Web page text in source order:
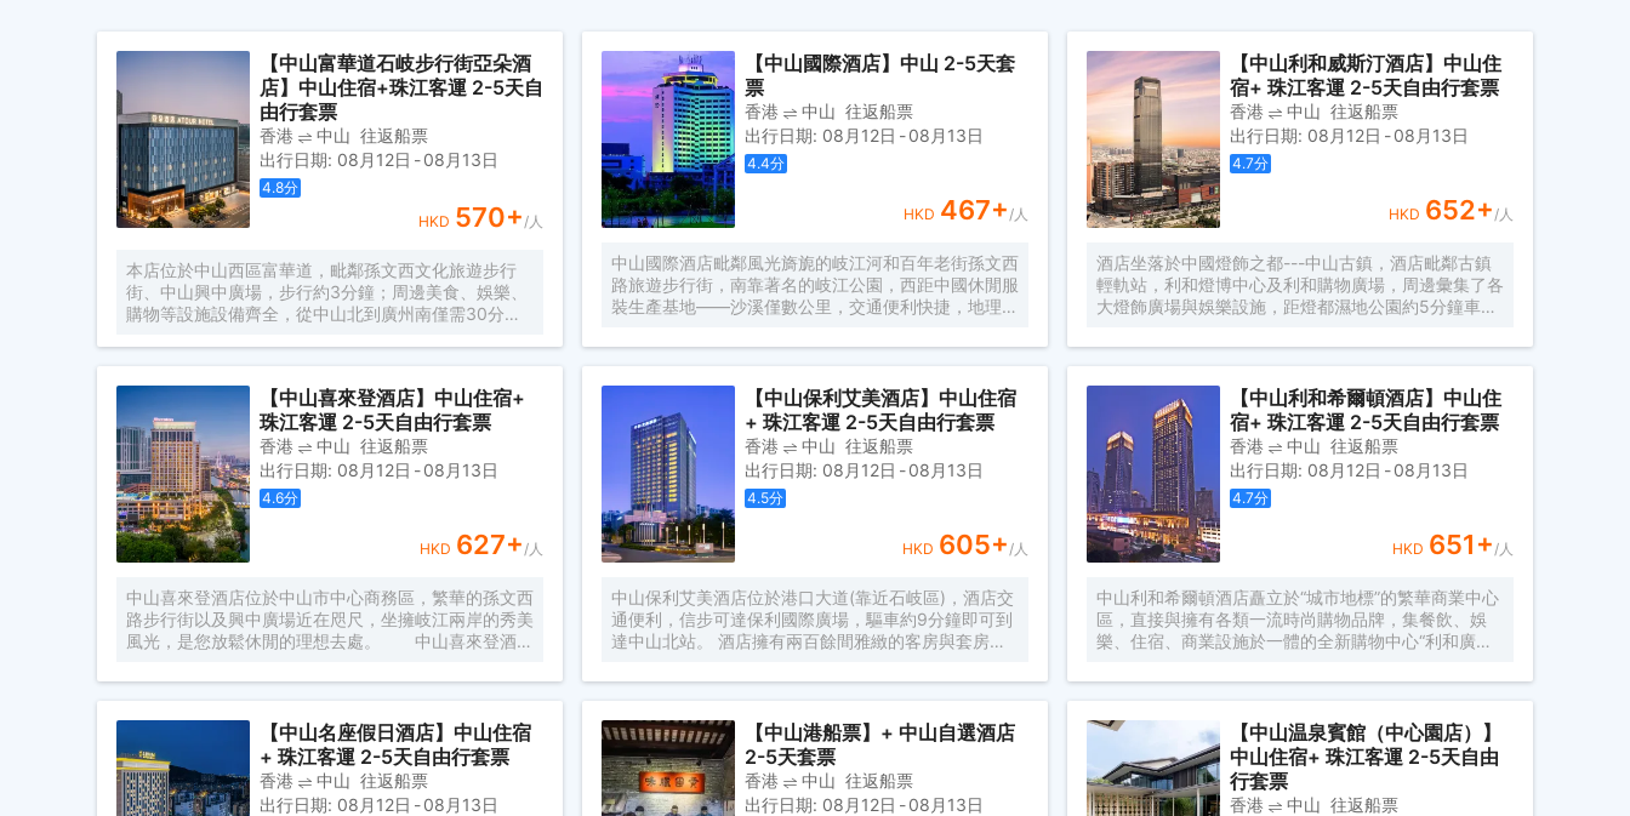
【中山富華道石岐步行街亞朵酒
店】中山住宿+珠江客運 2-5天自
由行套票
香港 中山 往返船票
出行日期: 08月12日 -08月13日
4.8分
HKD 570+/人
本店位於中山西區富華道，毗鄰孫文西文化旅遊步行
街、中山興中廣場，步行約3分鐘；周邊美食、娛樂、
購物等設施設備齊全，從中山北到廣州南僅需30分
央空調、全套高端阿芙精油系列洗浴用品、高速光纖、
wifi等設施，酒店設有餐廳、健身房、多功能會議廳、
洗熨烘乾自助洗衣房及寬敞的閲讀會友書吧，為您提供
一個自在、放鬆、休憩、充電、會友的居停空間。同時
自然、靜謐、温暖、樸實的入住體驗與您隨行，是您商
務及旅遊出行的上佳選擇。
【中山國際酒店】中山 2-5天套
票
香港 中山 往返船票
出行日期: 08月12日 -08月13日
4.4分
HKD 467+/人
中山國際酒店毗鄰風光旖旎的岐江河和百年老街孫文西
路旅遊步行街，南靠著名的岐江公園，西距中國休閒服
裝生產基地——沙溪僅數公里，交通便利快捷，地理位
和豪華套間，房間均配備了光纖專線接口，並在全店範
圍內實現了免登陸wifi連接到互聯網，讓閣下商務活動
和精彩旅途更加便利紛呈。享有“國家特級酒家”和“中
華餐飲名店”稱號的中西餐廳，分別經營粵菜、淮揚
菜、川菜、以及西餐、日本料理等；位於四樓的“鳴翠
園”是市內少有的具有蘇州景觀特色的園林式餐廳； 中
山國際酒店會議設施完備，國際會議廳配有同聲傳譯系
統；各類中、小型會議室是舉辦會議、新聞發佈會、演
講、表演、展覽的場所。康樂服務設施一應俱全。酒店
的客運服務快捷安全，各類豪華客車直通香港、澳門和
省內等城市；並配有票務服務、委託代辦、專車接載住
客等人性化的服務。 中山國際酒店從開業至今，先後
接待了加拿大夏博諾議長、新加坡黃金輝總統等國際組
織官員及數十位中外國家政要和知名人士。酒店先後評
為“國家旅遊行業高質量等級單位”、“全國旅遊優質服
務先進單位”、“全國星級飯店五十佳”、“首屆商務人士
最喜愛的中國百家商務/度假酒店”……專業的服務，備
受肯定！
【中山利和威斯汀酒店】中山住
宿+ 珠江客運 2-5天自由行套票
香港 中山 往返船票
出行日期: 08月12日 -08月13日
4.7分
HKD 652+/人
酒店坐落於中國燈飾之都---中山古鎮，酒店毗鄰古鎮
輕軌站，利和燈博中心及利和購物廣場，周邊彙集了各
大燈飾廣場與娛樂設施，距燈都濕地公園約5分鐘車
其他商務酒店，中山利和威斯汀酒店為賓客打造一個舒
適放鬆的居所，幫助他們喚醒自我並釋放旅行的倦意。
酒店設計風格將燈都特色與威斯汀健康活力元素完美融
【中山喜來登酒店】中山住宿+
珠江客運 2-5天自由行套票
香港 中山 往返船票
出行日期: 08月12日 -08月13日
4.6分
HKD 627+/人
中山喜來登酒店位於中山市中心商務區，繁華的孫文西
路步行街以及興中廣場近在咫尺，坐擁岐江兩岸的秀美
風光，是您放鬆休閒的理想去處。 中山喜來登酒店
房，客房內配有整潔的床褥、舒適的羽絨被、柔軟的枕
頭-喜來登酒店獨有的甜夢之床將為你帶來超凡的睡眠
體驗。所有客房配有高速無線上網、當地和國外精選電
視頻道及24小時客房服務，將確保您獲得舒適便利的
住宿體驗。
【中山保利艾美酒店】中山住宿
+ 珠江客運 2-5天自由行套票
香港 中山 往返船票
出行日期: 08月12日 -08月13日
4.5分
HKD 605+/人
中山保利艾美酒店位於港口大道(靠近石岐區)，酒店交
通便利，信步可達保利國際廣場，驅車約9分鐘即可到
達中山北站。 酒店擁有兩百餘間雅緻的客房與套房，
【中山利和希爾頓酒店】中山住
宿+ 珠江客運 2-5天自由行套票
香港 中山 往返船票
出行日期: 08月12日 -08月13日
4.7分
HKD 651+/人
中山利和希爾頓酒店矗立於“城市地標”的繁華商業中心
區，直接與擁有各類一流時尚購物品牌，集餐飲、娛
樂、住宿、商業設施於一體的全新購物中心“利和廣
【中山名座假日酒店】中山住宿
+ 珠江客運 2-5天自由行套票
香港 中山 往返船票
出行日期: 08月12日 -08月13日
【中山港船票】+ 中山自選酒店
2-5天套票
香港 中山 往返船票
出行日期: 08月12日 -08月13日
【中山温泉賓館（中心園店）】
中山住宿+ 珠江客運 2-5天自由
行套票
香港 中山 往返船票